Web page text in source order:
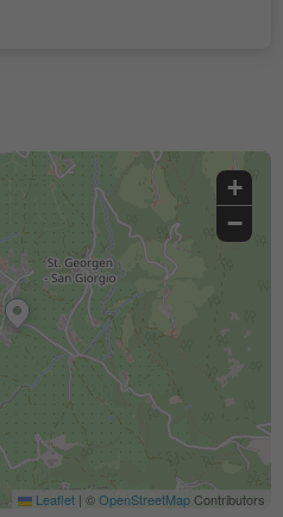
+
−
Leaflet | ©OpenStreetMapContributors